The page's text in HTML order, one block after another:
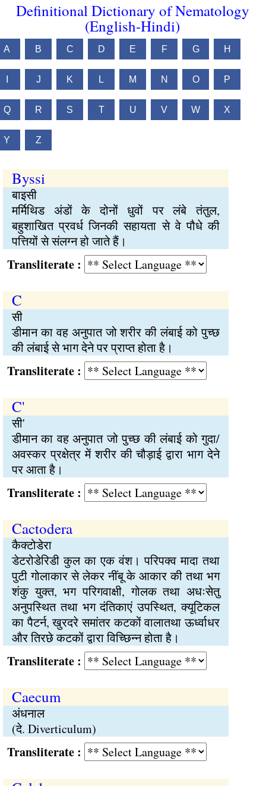
Definitional Dictionary of Nematology
(English-Hindi)
A B C D E F G H
J K L M N O P
Q R S T U V W X
Y Z
Byssi
बाइसी
मर्मिथिड अंडों के दोनों धुवों पर लंबे तंतुल,
बहुशाखित प्रवर्ध जिनकी सहायता से वे पौधे की
पत्तियों से संलग्न हो जाते हैं।
:
C
सी
डीमान का वह अनुपात जो शरीर की लंबाई को पुच्छ
की लंबाई से भाग देने पर प्राप्त होता है।
:
C'
सी'
डीमान का वह अनुपात जो पुच्छ की लंबाई को गुदा/
अवस्कर प्रक्षेत्र में शरीर की चौड़ाई द्वारा भाग देने
पर आता है।
:
Cactodera
कैक्टोडेरा
डेटरोडेरिडी कुल का एक वंश। परिपक्व मादा तथा
पुटी गोलाकार से लेकर नींबू के आकार की तथा भग
शंकु युक्त, भग परिगवाक्षी, गोलक तथा अधःसेतु
अनुपस्थित तथा भग दंतिकाएं उपस्थित, क्यूटिकल
का पैटर्न, खुरदरे समांतर कटकों वालातथा ऊर्ध्वाधर
और तिरछे कटकों द्वारा विच्छिन्न होता है।
:
Caecum
अंधनाल
(दे. Diverticulum)
: